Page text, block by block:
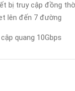
bị truy cập đồng
lên đến 7 đường
quang 10Gbps